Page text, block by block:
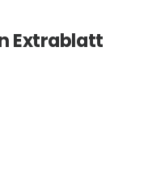
Extrablatt